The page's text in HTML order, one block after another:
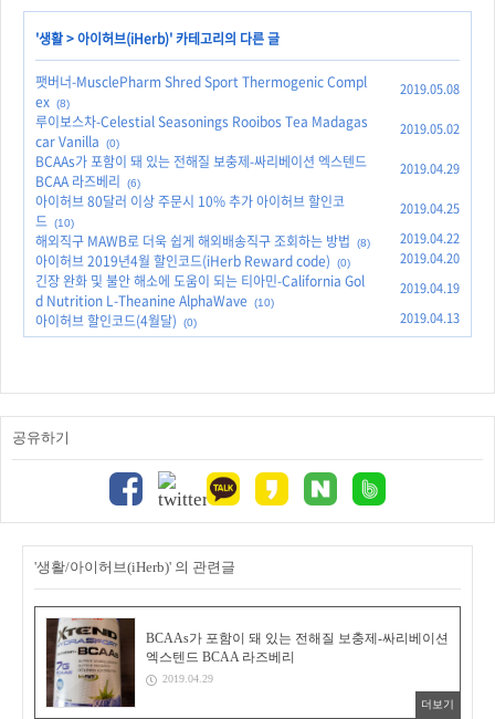
'생활>아이허브(iHerb)' 카테고리의 다른 글
팻버너-MusclePharm Shred Sport Thermogenic Compl
ex (8)
2019.05.08
루이보스차-Celestial Seasonings Rooibos Tea Madagas
car Vanilla
(0)
2019.05.02
BCAAs가 포함이 돼 있는 전해질 보충제-싸리베이션 엑스텐드
BCAA 라즈베리
(6)
2019.04.29
아이허브 80달러 이상 주문시 10% 추가 아이허브 할인코
드 (10)
2019.04.25
해외직구 MAWB로 더욱 쉽게 해외배송직구 조회하는 방법 (8) 2019.04.22
아이허브 2019년4월 할인코드(iHerb Reward code) (0) 2019.04.20
긴장 완화 및 불안 해소에 도움이 되는 티아민-California Gol
d Nutrition L-Theanine AlphaWave
(10)
2019.04.19
아이허브 할인코드(4월달) (0) 2019.04.13
공유하기
'생활/아이허브(iHerb)' 의 관련글
BCAAs가 포함이 돼 있는 전해질 보충제-싸리베이션
엑스텐드 BCAA 라즈베리
2019.04.29
더보기